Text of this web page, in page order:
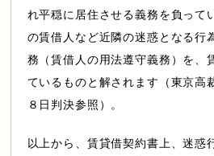
れ平穏に居住させる義務を負って
の賃借人など近隣の迷惑となる行
務（賃借人の用法遵守義務）を、
ているものと解されます（東京高
８日判決参照）。
以上から、賃貸借契約書上、迷惑